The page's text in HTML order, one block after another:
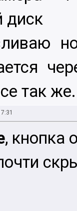
диск
так
, кнопка